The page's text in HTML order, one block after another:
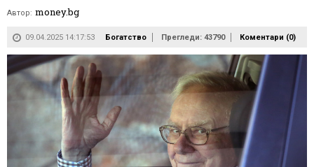
Автор: money.bg
09.04.2025 14:17:53 Богатство Прегледи: 43790 Коментари (0)